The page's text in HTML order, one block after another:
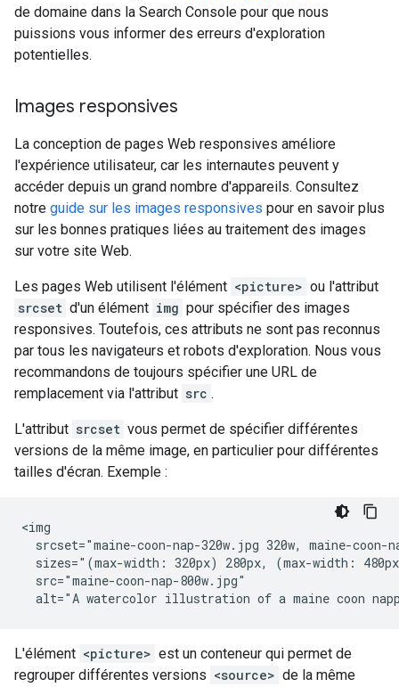
de domaine dans la Search Console pour que nous
puissions vous informer des erreurs d'exploration
potentielles.
Images responsives
La conception de pages Web responsives améliore
l'expérience utilisateur, car les internautes peuvent y
accéder depuis un grand nombre d'appareils. Consultez
notre guide sur les images responsives pour en savoir plus
sur les bonnes pratiques liées au traitement des images
sur votre site Web.
Les pages Web utilisent l'élément <picture> ou l'attribut
srcset d'un élément img pour spécifier des images
responsives. Toutefois, ces attributs ne sont pas reconnus
par tous les navigateurs et robots d'exploration. Nous vous
recommandons de toujours spécifier une URL de
remplacement via l'attribut src .
L'attribut srcset vous permet de spécifier différentes
versions de la même image, en particulier pour différentes
tailles d'écran. Exemple :
<img
srcset="maine-coon-nap-320w.jpg 320w, maine-
sizes="(max-width: 320px) 280px, (max-width:
  src="maine-coon-nap-800w.jpg"
alt="A watercolor illustration of a maine coon
L'élément <picture> est un conteneur qui permet de
regrouper différentes versions <source> de la même